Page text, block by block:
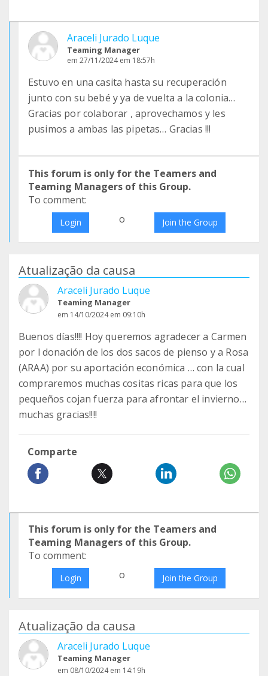
Araceli Jurado Luque
Teaming Manager
em 27/11/2024 em 18:57h
Estuvo en una casita hasta su recuperación
junto con su bebé y ya de vuelta a la colonia…
Gracias por colaborar , aprovechamos y les
pusimos a ambas las pipetas… Gracias !!!
This forum is only for the Teamers and
Teaming Managers of this Group.
To comment:
Login o Join the Group
Atualização da causa
Araceli Jurado Luque
Teaming Manager
em 14/10/2024 em 09:10h
Buenos días!!!! Hoy queremos agradecer a Carmen
por l donación de los dos sacos de pienso y a Rosa
(ARAA) por su aportación económica … con la cual
compraremos muchas cositas ricas para que los
pequeños cojan fuerza para afrontar el invierno…
muchas gracias!!!!
Comparte
This forum is only for the Teamers and
Teaming Managers of this Group.
To comment:
Login o Join the Group
Atualização da causa
Araceli Jurado Luque
Teaming Manager
em 08/10/2024 em 14:19h